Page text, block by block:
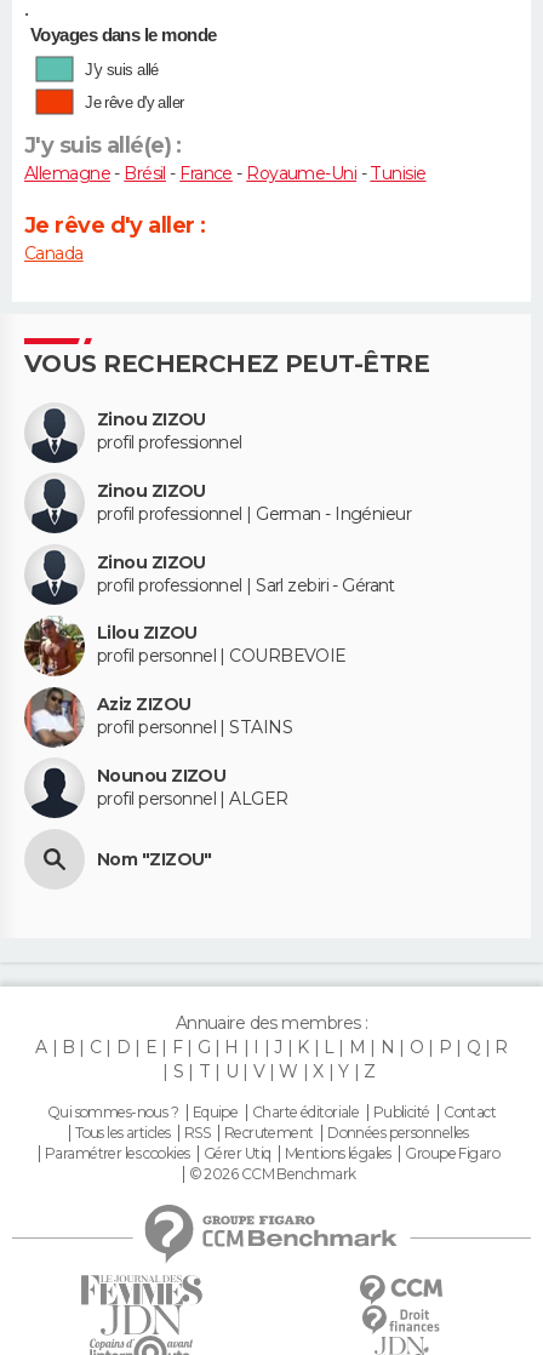
•
Voyages dans le monde
J'y suis allé
Je rêve d'y aller
J'y suis allé(e) :
Allemagne- Brésil - France - Royaume-Uni -Tunisie
Je rêve d'y aller :
Canada
VOUS RECHERCHEZ PEUT-ÊTRE
Zinou ZIZOU
profil professionnel
Zinou ZIZOU
profil professionnel | German - Ingénieur
Zinou ZIZOU
profil professionnel | Sarl zebiri - Gérant
Lilou ZIZOU
profil personnel | COURBEVOIE
Aziz ZIZOU
profil personnel | STAINS
Nounou ZIZOU
profil personnel | ALGER
Nom "ZIZOU"
Annuaire des membres :
A
B C D E F G H I J K L M N O P Q
R
S
T U V W X Y Z
Qui sommes-nous ? Equipe Charte éditoriale Publicité
Contact
Tous les articles
RSS Recrutement
Données personnelles
Paramétrer les cookies
Gérer Utiq Mentions légales
Groupe Figaro
© 2026 CCM Benchmark